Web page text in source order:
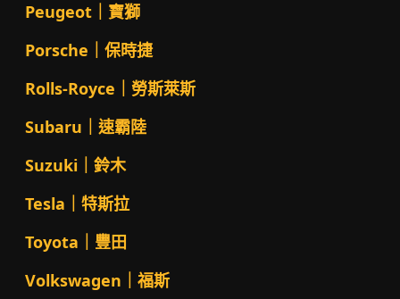
Peugeot｜寶獅
Porsche｜保時捷
Rolls-Royce｜勞斯萊斯
Subaru｜速霸陸
Suzuki｜鈴木
Tesla｜特斯拉
Toyota｜豐田
Volkswagen｜福斯